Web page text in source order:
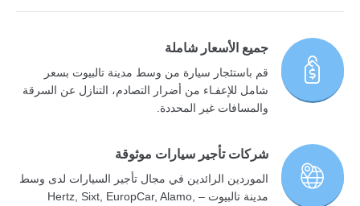
جميع الأسعار شاملة
قم باستئجار سيارة من وسط مدينة تالبيوت بسعر
شامل للإعفـاء من أضرار التصادم، التنازل عن السرقة
والمسافات غير المحددة.
شركات تأجير سيارات موثوقة
الموردين الرائدين في مجال تأجير السيارات لدى وسط
مدينة تالبيوت – Hertz, Sixt, EuropCar, Alamo,